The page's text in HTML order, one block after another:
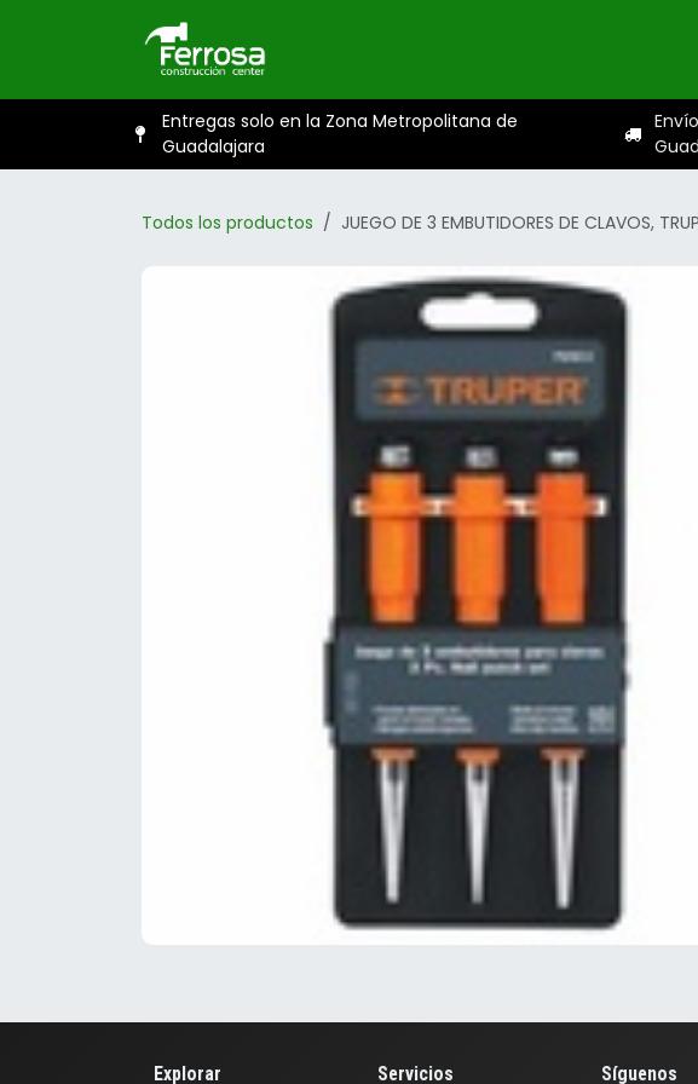
Entregas solo en la Zona Metropolitana de
Guadalajara
Todos los productos JUEGO DE 3 EMBUTIDORES DE CLAVOS,
Explorar Servicios Síguenos